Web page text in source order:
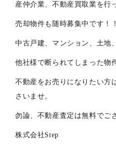
産仲介業、不動産買取業を行
売却物件も随時募集中です！！
中古戸建、マンション、土地
他社様で断られてしまった物
不動産をお売りになりたい方
さいませ。
勿論、不動産査定は無料でご
株式会社Step